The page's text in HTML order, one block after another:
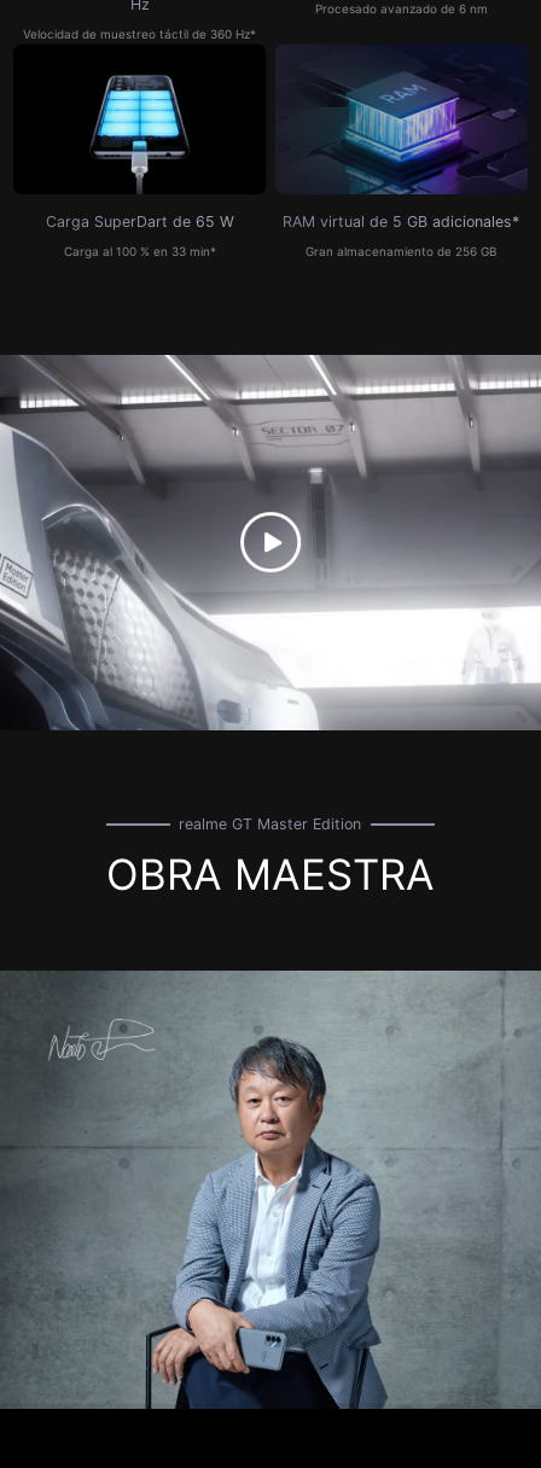
Hz
Velocidad de muestreo táctil de 360 Hz*
Procesado avanzado de 6 nm
Carga SuperDart de 65 W
Carga al 100 % en 33 min*
RAM virtual de 5 GB adicionales*
Gran almacenamientode 256 GB
realme GT Master Edition
OBRA MAESTRA